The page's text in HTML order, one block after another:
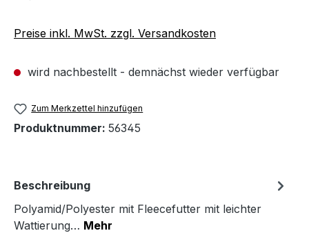
Preise inkl. MwSt. zzgl. Versandkosten
wird nachbestellt - demnächst wieder verfügbar
Zum Merkzettel hinzufügen
Produktnummer: 56345
Beschreibung
Polyamid/Polyester mit Fleecefutter mit leichter
Wattierung… Mehr